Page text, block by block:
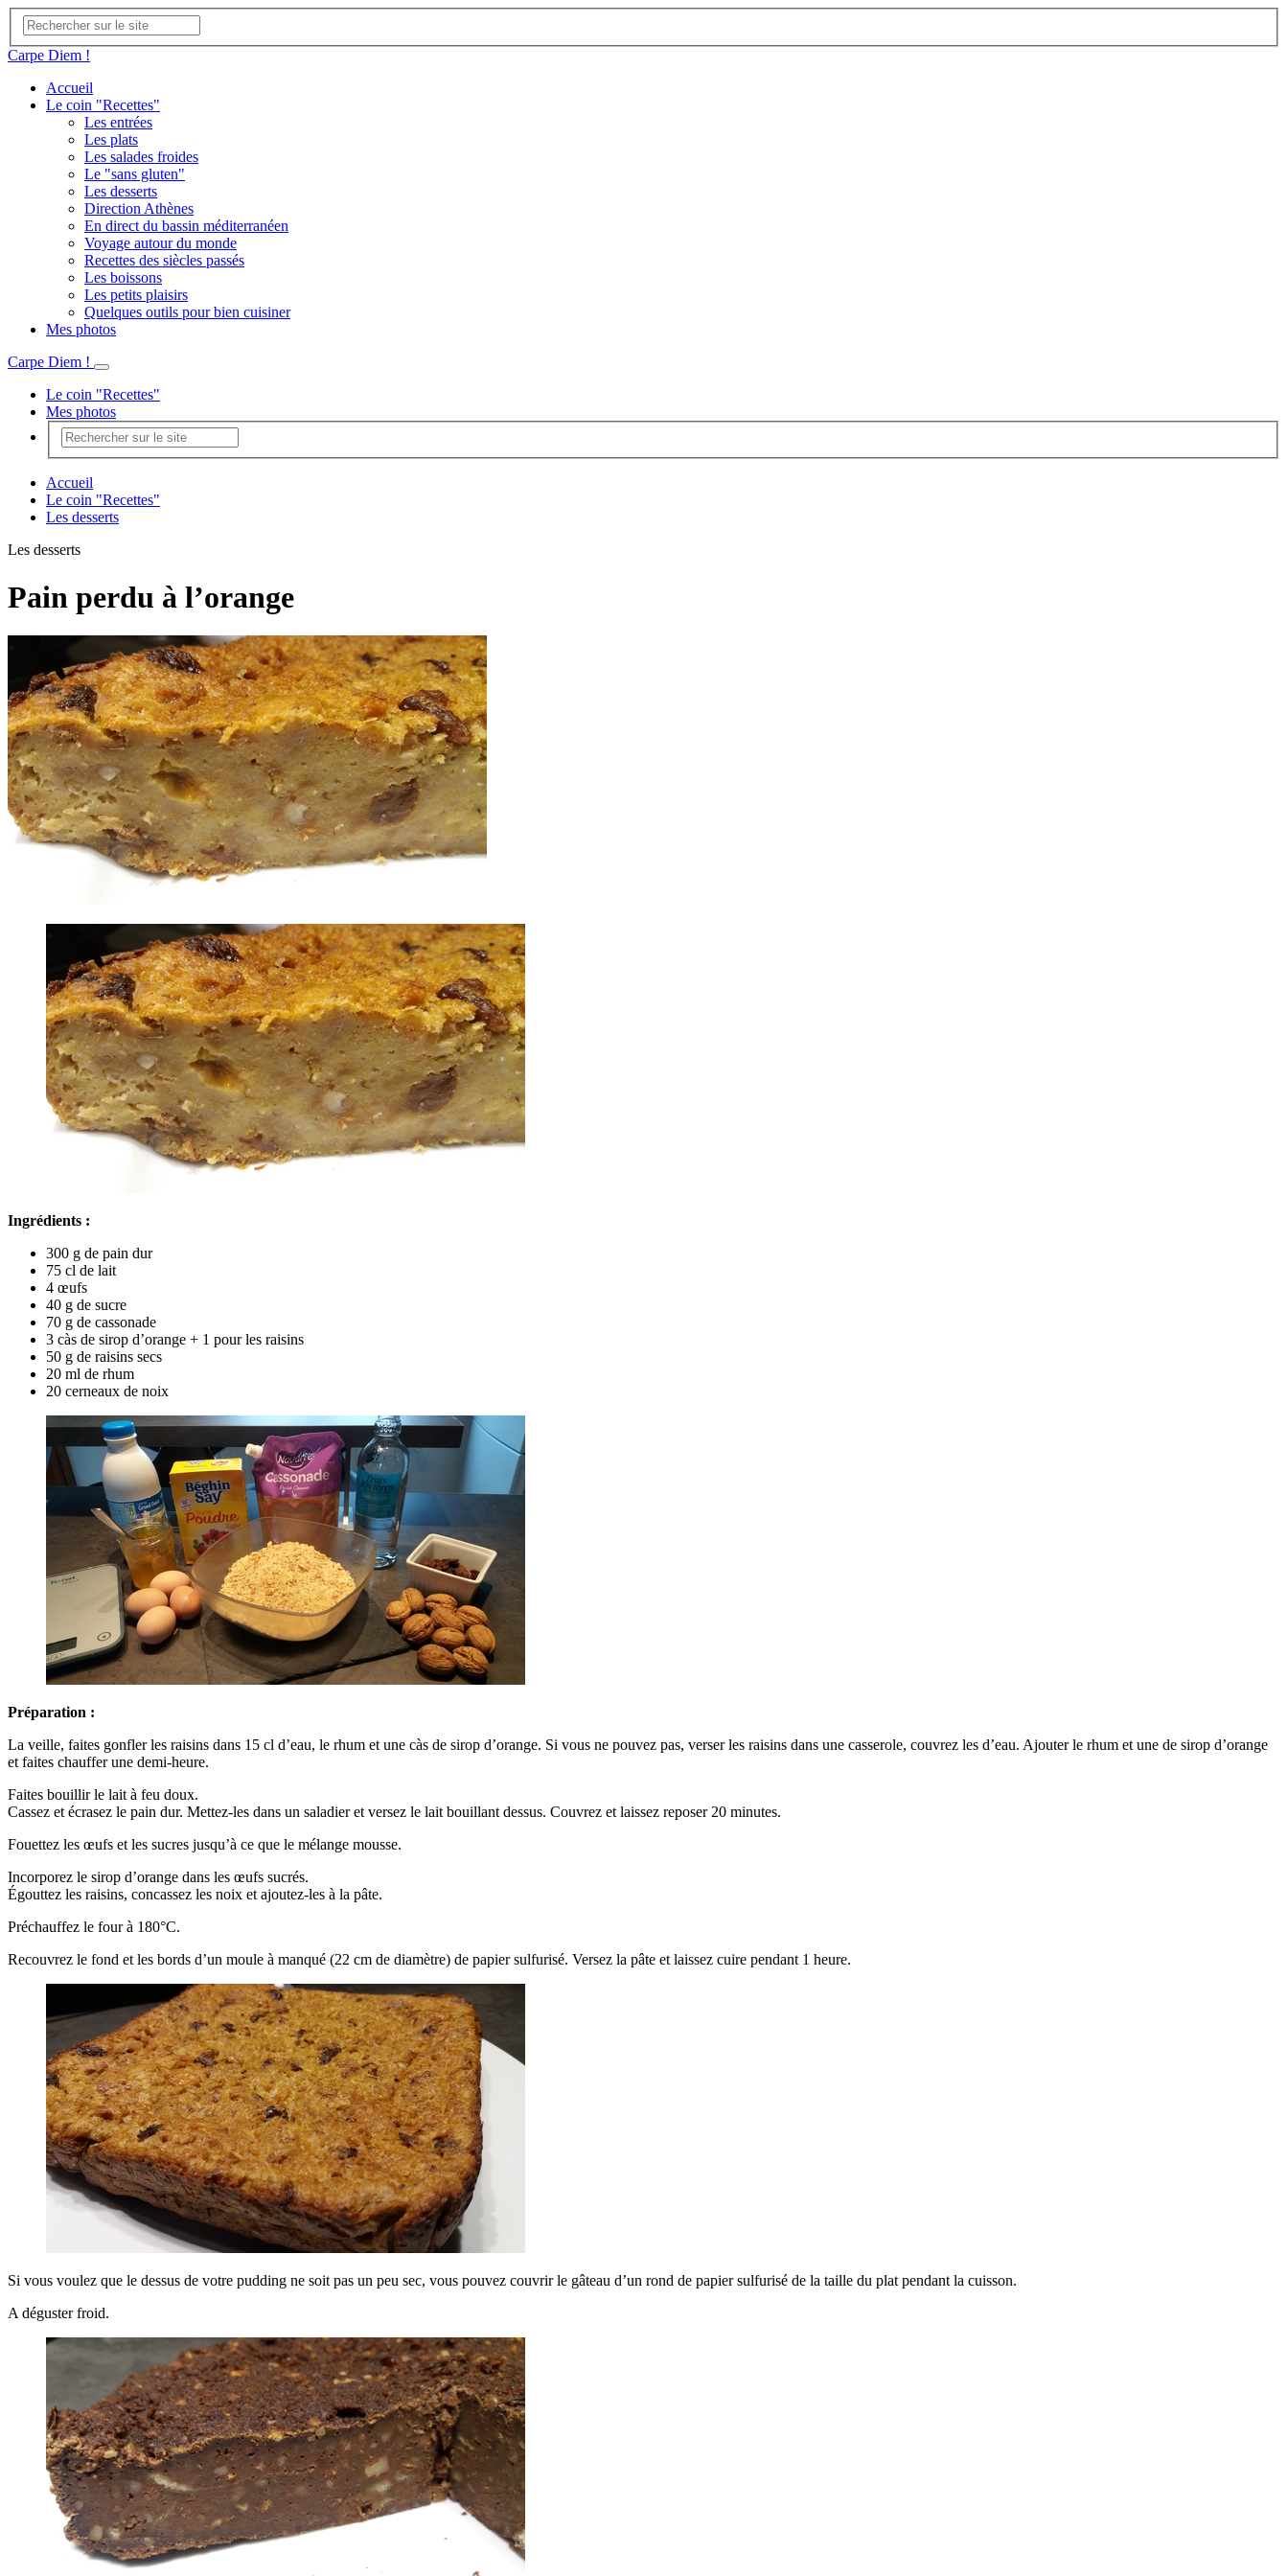
Carpe Diem !
Accueil
Le coin "Recettes"
Les entrées
Les plats
Les salades froides
Le "sans gluten"
Les desserts
Direction Athènes
En direct du bassin méditerranéen
Voyage autour du monde
Recettes des siècles passés
Les boissons
Les petits plaisirs
Quelques outils pour bien cuisiner
Mes photos
Carpe Diem !
Le coin "Recettes"
Mes photos
Accueil
Le coin "Recettes"
Les desserts
Les desserts
Pain perdu à l’orange
Ingrédients :
300 g de pain dur
75 cl de lait
4 œufs
40 g de sucre
70 g de cassonade
3 càs de sirop d’orange + 1 pour les raisins
50 g de raisins secs
20 ml de rhum
20 cerneaux de noix
Préparation :
La veille, faites gonfler les raisins dans 15 cl d’eau, le rhum et une càs de sirop d’orange. Si vous ne pouvez pas, verser les raisins dans une casserole, couvrez les d’eau. Ajouter le rhum et une de sirop d’orange
et faites chauffer une demi-heure.
Faites bouillir le lait à feu doux.
Cassez et écrasez le pain dur. Mettez-les dans un saladier et versez le lait bouillant dessus. Couvrez et laissez reposer 20 minutes.
Fouettez les œufs et les sucres jusqu’à ce que le mélange mousse.
Incorporez le sirop d’orange dans les œufs sucrés.
Égouttez les raisins, concassez les noix et ajoutez-les à la pâte.
Préchauffez le four à 180°C.
Recouvrez le fond et les bords d’un moule à manqué (22 cm de diamètre) de papier sulfurisé. Versez la pâte et laissez cuire pendant 1 heure.
Si vous voulez que le dessus de votre pudding ne soit pas un peu sec, vous pouvez couvrir le gâteau d’un rond de papier sulfurisé de la taille du plat pendant la cuisson.
A déguster froid.